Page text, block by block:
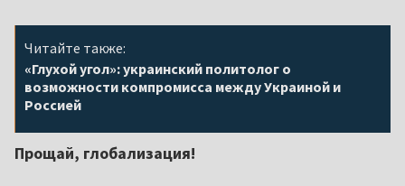
Читайте также:
«Глухой угол»: украинский политолог о
возможности компромисса между Украиной и
Россией
Прощай, глобализация!